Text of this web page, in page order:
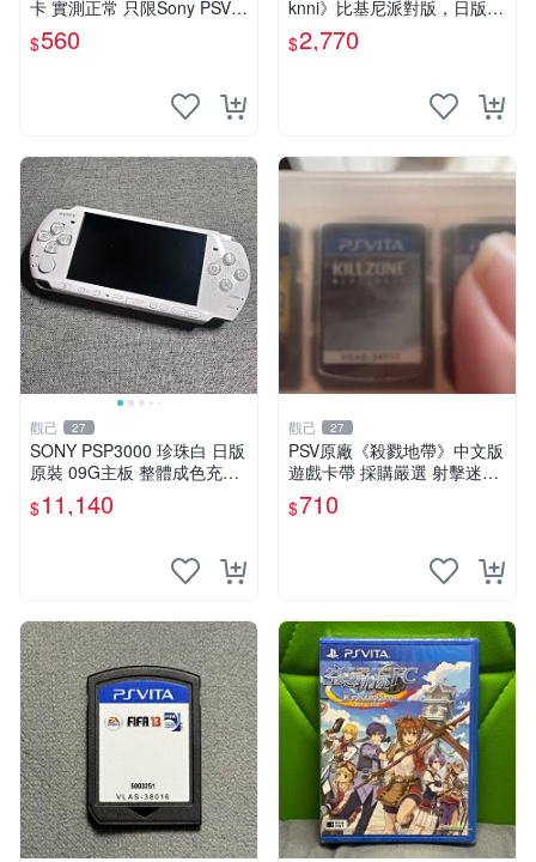
卡 實測正常 只限Sony PSV運
行 二合一折扣優惠 psv 港版
卡帶
$560
knni》比基尼派對版，日版原
裝，PSV獨佔新古態，附原裝
包裝，閒置出售中。女武神 P
$2,770
觀己 27
SONY PSP3000 珍珠白 日版
原裝 09G主板 整體成色充新
不漂移 按鍵順滑 PSP3000
電腦遊戲機 PSP1189390 屏
$11,140
觀己 27
PSV原廠《殺戮地帶》中文版
遊戲卡帶 採購嚴選 射擊迷必
備 成色尚佳 插入即玩 殺戮地
帶 PSV 射擊 游戲
$710